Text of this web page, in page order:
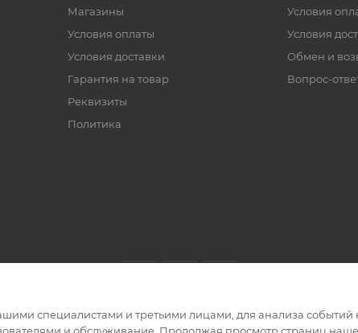
Магазины
Условия оплаты
Условия доставки
Гарантия на товар
Реквизиты
Политика
Условия
Условия
Обмен и
Вопрос-
специалистами и третьими лицами, для анализа событий